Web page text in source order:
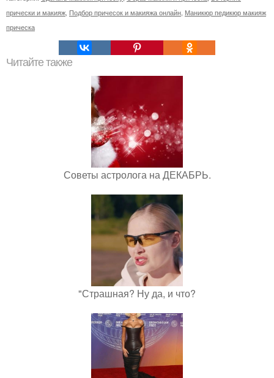
прически и макияж Подбор причесок и макияжа онлайн Маникюр педикюр макияж
прическа
Читайте также
Советы астролога на ДЕКАБРЬ.
"Страшная? Ну да, и что?